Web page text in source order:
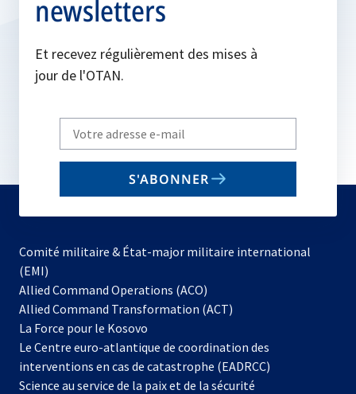
newsletters
Et recevez régulièrement des mises à
jour de l'OTAN.
Write
your
email
S'ABONNER
Comité militaire & État-major militaire international
(EMI)
Allied Command Operations (ACO)
dans
nouvel
onglet
Allied Command Transformation (ACT)
La Force pour le Kosovo
dans
un
nouvel
Le Centre euro-atlantique de coordination des
interventions en cas de catastrophe (EADRCC)
Science au service de la paix et de la sécurité